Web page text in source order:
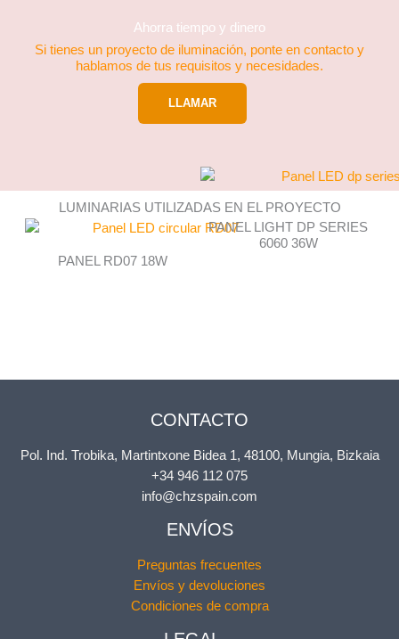
Ahorra tiempo y dinero
Si tienes un proyecto de iluminación, ponte en contacto y
hablamos de tus requisitos y necesidades.
LLAMAR
LUMINARIAS UTILIZADAS EN EL PROYECTO
PANEL RD07 18W
PANEL LIGHT DP SERIES
6060 36W
CONTACTO
Pol. Ind. Trobika, Martintxone Bidea 1, 48100, Mungia, Bizkaia
+34 946 112 075
info@chzspain.com
ENVÍOS
Preguntas frecuentes
Envíos y devoluciones
Condiciones de compra